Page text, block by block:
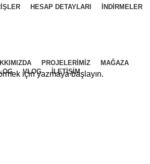
HESAP DETAYLARI İNDIRMELER
PROJELERIMIZ
MAĞAZA
VLOG İLETIŞIM
için yazmaya başlayın.